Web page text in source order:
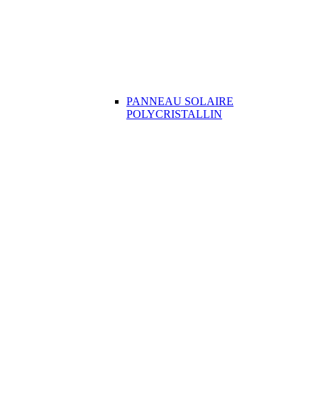
PANNEAU SOLAIRE
POLYCRISTALLIN